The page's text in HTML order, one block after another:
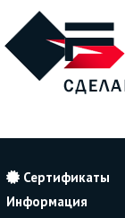
Сертификаты
Информация